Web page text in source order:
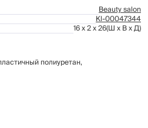
Beauty salon
Kl-00047344
16 x 2 x 26(Ш x В x Д)
полиуретан,
глаз и поможет проснуться. Теплая
время использования 20